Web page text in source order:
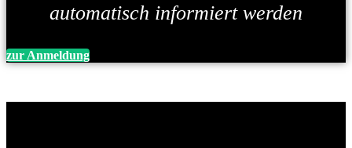
automatisch informiert werden
zur Anmeldung